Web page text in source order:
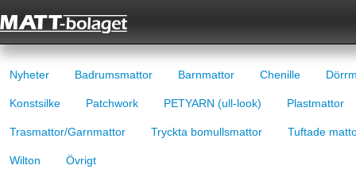
Nyheter Badrumsmattor Barnmattor Chenille
Konstsilke Patchwork PETYARN (ull-look) Plastmattor
Trasmattor/Garnmattor Tryckta bomullsmattor Tuftade
Wilton Övrigt